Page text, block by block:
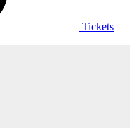
Tickets